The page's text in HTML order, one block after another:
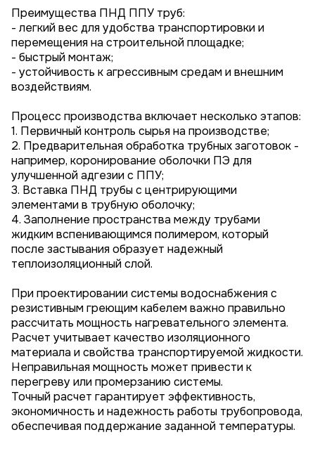
Преимущества ПНД ППУ труб:
- легкий вес для удобства транспортировки и
перемещения на строительной площадке;
- быстрый монтаж;
- устойчивость к агрессивным средам и внешним
воздействиям.
Процесс производства включает несколько этапов:
1. Первичный контроль сырья на производстве;
2. Предварительная обработка трубных заготовок -
например, коронирование оболочки ПЭ для
улучшенной адгезии с ППУ;
3. Вставка ПНД трубы с центрирующими
элементами в трубную оболочку;
4. Заполнение пространства между трубами
жидким вспенивающимся полимером, который
после застывания образует надежный
теплоизоляционный слой.
При проектировании системы водоснабжения с
резистивным греющим кабелем важно правильно
рассчитать мощность нагревательного элемента.
Расчет учитывает качество изоляционного
материала и свойства транспортируемой жидкости.
Неправильная мощность может привести к
перегреву или промерзанию системы.
Точный расчет гарантирует эффективность,
экономичность и надежность работы трубопровода,
обеспечивая поддержание заданной температуры.